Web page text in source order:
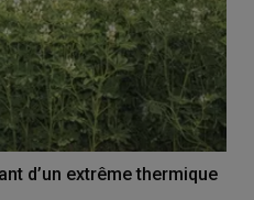
d’un extrême thermique